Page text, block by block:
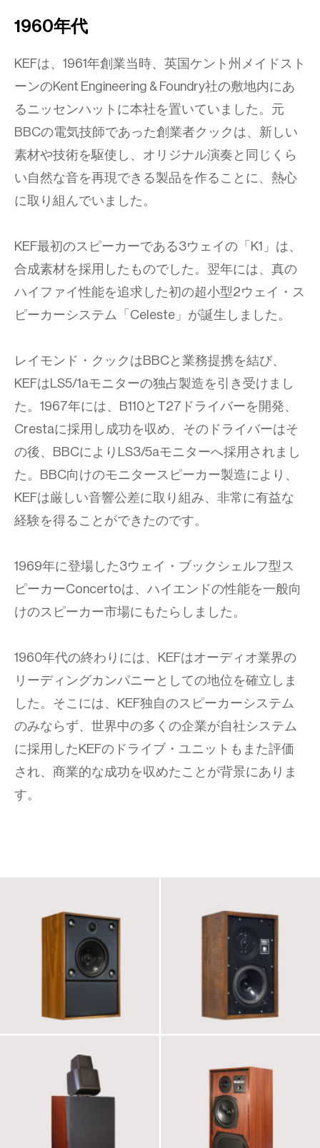
1960年代
KEFは、1961年創業当時、英国ケント州メイドスト
ーンのKent Engineering & Foundry社の敷地内にあ
るニッセンハットに本社を置いていました。元
BBCの電気技師であった創業者クックは、新しい
素材や技術を駆使し、オリジナル演奏と同じくら
い自然な音を再現できる製品を作ることに、熱心
に取り組んでいました。
KEF最初のスピーカーである3ウェイの「K1」は、
合成素材を採用したものでした。翌年には、真の
ハイファイ性能を追求した初の超小型2ウェイ・ス
ピーカーシステム「Celeste」が誕生しました。
レイモンド・クックはBBCと業務提携を結び、
KEFはLS5/1aモニターの独占製造を引き受けまし
た。1967年には、B110とT27ドライバーを開発、
Crestaに採用し成功を収め、そのドライバーはそ
の後、BBCによりLS3/5aモニターへ採用されまし
た。BBC向けのモニタースピーカー製造により、
KEFは厳しい音響公差に取り組み、非常に有益な
経験を得ることができたのです。
1969年に登場した3ウェイ・ブックシェルフ型ス
ピーカーConcertoは、ハイエンドの性能を一般向
けのスピーカー市場にもたらしました。
1960年代の終わりには、KEFはオーディオ業界の
リーディングカンパニーとしての地位を確立しま
した。そこには、KEF独自のスピーカーシステム
のみならず、世界中の多くの企業が自社システム
に採用したKEFのドライブ・ユニットもまた評価
され、商業的な成功を収めたことが背景にありま
す。